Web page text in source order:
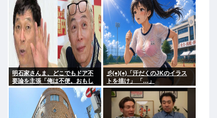
明石家さんま、どこでもドア不
要論を主張「俺は不便。おもし
ろくない」
彡(●)(●)「汗だくのJKのイラス
トを描け」 「…」